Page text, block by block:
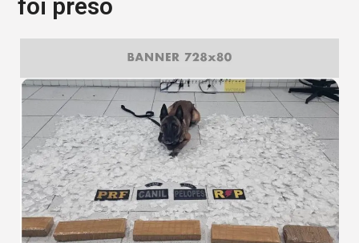
foi preso